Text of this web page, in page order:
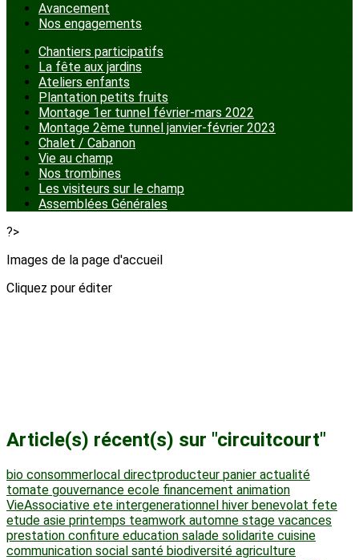
Avancement
Nos engagements
Chantiers participatifs
La fête aux jardins
Ateliers enfants
Plantation petits fruits
Montage 1er tunnel février-mars 2022
Montage 2ème tunnel janvier-février 2023
Chalet / Cabanon
Vie au champ
Nos trombines
Les visiteurs sur le champ
Assemblées Générales
?>
Images de la page d'accueil
Cliquez pour éditer
Article(s) récent(s) sur "circuitcourt"
bio consommerlocal directproducteur panier actualité
tomate gouvernance ecole financement animation
VieAssociative ete intergenerationnel hiver benevolat fete
etude asie printemps teamwork automne stage vacances
prestation confiture education salade solidarite cuisine
communication social santé biodiversité agriculture